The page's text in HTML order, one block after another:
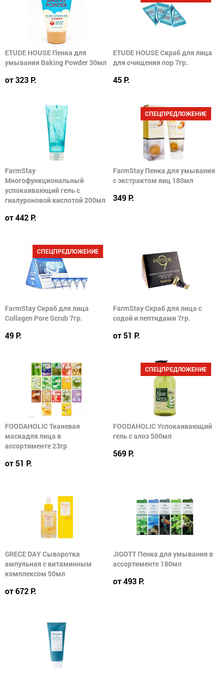
ETUDE HOUSE Пенка для
умывания Baking Powder 30мл
от 323 Р.
ETUDE HOUSE Скраб для лица
для очищения пор 7гр.
45 Р.
FarmStay
Многофункциональный
успокаивающий гель с
гиалуроновой кислотой 200мл
от 442 Р.
СПЕЦПРЕДЛОЖЕНИЕ
FarmStay Пенка для умывания
с экстрактом яиц 180мл
349 Р.
СПЕЦПРЕДЛОЖЕНИЕ
FarmStay Скраб для лица
Collagen Pore Scrub 7гр.
49 Р.
FarmStay Скраб для лица с
содой и пептидами 7гр.
от 51 Р.
FOODAHOLIC Тканевая
маскадля лица в
ассортименте 23гр
от 51 Р.
СПЕЦПРЕДЛОЖЕНИЕ
FOODAHOLIC Успокаивающий
гель с алоэ 500мл
569 Р.
GRECE DAY Сыворотка
ампульная с витаминным
комплексом 50мл
от 672 Р.
JIGOTT Пенка для умывания в
ассортименте 180мл
от 493 Р.